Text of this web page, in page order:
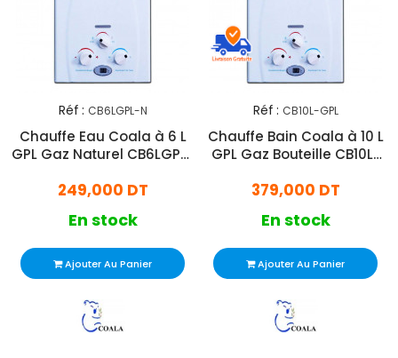
Réf : CB6LGPL-N
Chauffe Eau Coala à 6 L
GPL Gaz Naturel CB6LGPL-
249,000 DT
En stock
Ajouter Au Panier
Réf : CB10L-GPL
Chauffe Bain Coala à 10 L
GPL Gaz Bouteille CB10L-
379,000 DT
En stock
Ajouter Au Panier